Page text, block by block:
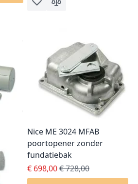
vergelijken
Voeg toe aan verlanglijst
Toevoegen om te
Nice ME 3024 MFAB
poortopener zonder
fundatiebak
Special Price
€ 698,00Regular Price
€ 728,00